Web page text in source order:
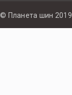
© Планета шин 2019